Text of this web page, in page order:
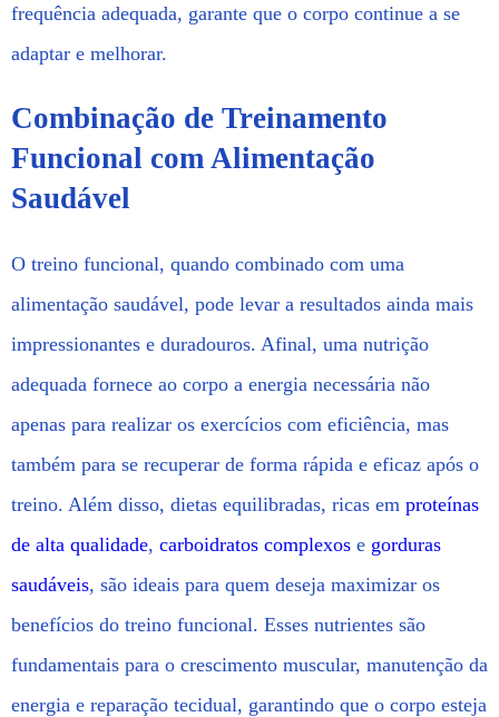
frequência adequada, garante que o corpo continue a se
adaptar e melhorar.
Combinação de Treinamento
Funcional com Alimentação
Saudável
O treino funcional, quando combinado com uma
alimentação saudável, pode levar a resultados ainda mais
impressionantes e duradouros. Afinal, uma nutrição
adequada fornece ao corpo a energia necessária não
apenas para realizar os exercícios com eficiência, mas
também para se recuperar de forma rápida e eficaz após o
treino. Além disso, dietas equilibradas, ricas em proteínas
de alta qualidade, carboidratos complexos e gorduras
saudáveis, são ideais para quem deseja maximizar os
benefícios do treino funcional. Esses nutrientes são
fundamentais para o crescimento muscular, manutenção da
energia e reparação tecidual, garantindo que o corpo esteja